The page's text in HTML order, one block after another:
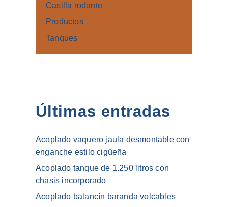
Casilla rodante
Productos
Tanques
Últimas entradas
Acoplado vaquero jaula desmontable con
enganche estilo cigüeña
Acoplado tanque de 1.250 litros con
chasis incorporado
Acoplado balancín baranda volcables